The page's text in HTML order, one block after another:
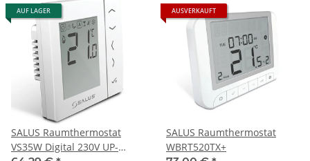
AUF LAGER
SALUS Raumthermostat
VS35W Digital 230V UP-
AUSVERKAUFT
SALUS Raumthermostat
WBRT520TX+